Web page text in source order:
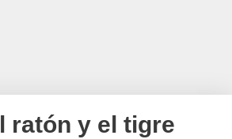
ratón y el tigre